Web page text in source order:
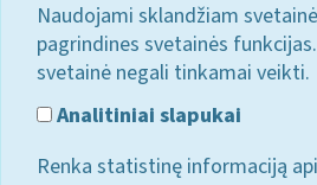
Naudojami sklandžiam
pagrindines svetainės
svetainė negali tinkamai veikti.
Analitiniai slapukai
Renka statistinę informaciją